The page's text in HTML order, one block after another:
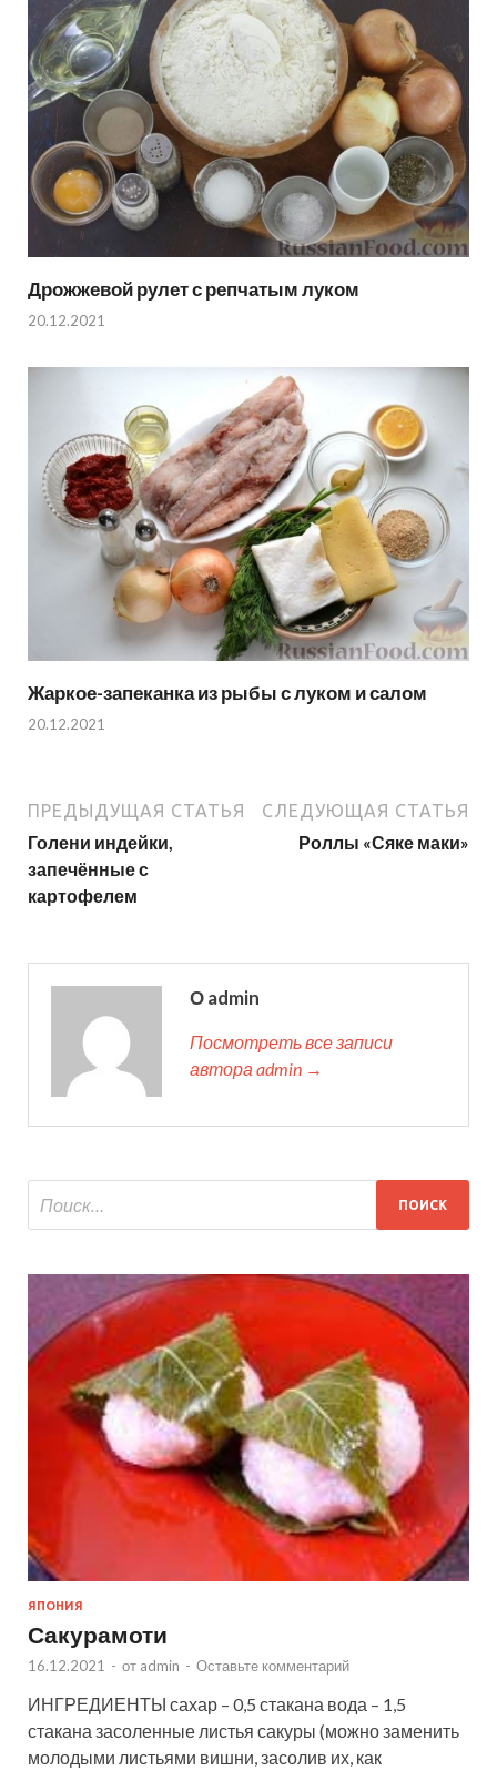
Дрожжевой рулет с репчатым луком
20.12.2021
Жаркое-запеканка из рыбы с луком и салом
20.12.2021
ПРЕДЫДУЩАЯ СТАТЬЯ
Голени индейки,
запечённые с
картофелем
СЛЕДУЮЩАЯ СТАТЬЯ
Роллы «Сяке маки»
О admin
Посмотреть все записи
автора admin →
ЯПОНИЯ
Сакурамоти
16.12.2021 - от admin - Оставьте комментарий
ИНГРЕДИЕНТЫ сахар – 0,5 стакана вода – 1,5
стакана засоленные листья сакуры (можно заменить
молодыми листьями вишни, засолив их, как